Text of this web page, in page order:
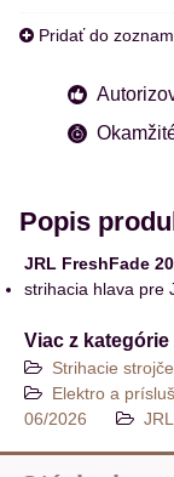
Pridať do
Popis
JRL FreshFade
strihacia hlava pre
Viac z kategórie
Strihacie
Elektro a
06/2026